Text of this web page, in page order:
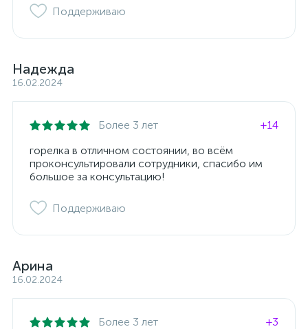
Поддерживаю
Надежда
16.02.2024
Более 3 лет
+14
горелка в отличном состоянии, во всём
проконсультировали сотрудники, спасибо им
большое за консультацию!
Поддерживаю
Арина
16.02.2024
Более 3 лет
+3